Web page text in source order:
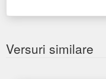
Versuri similare